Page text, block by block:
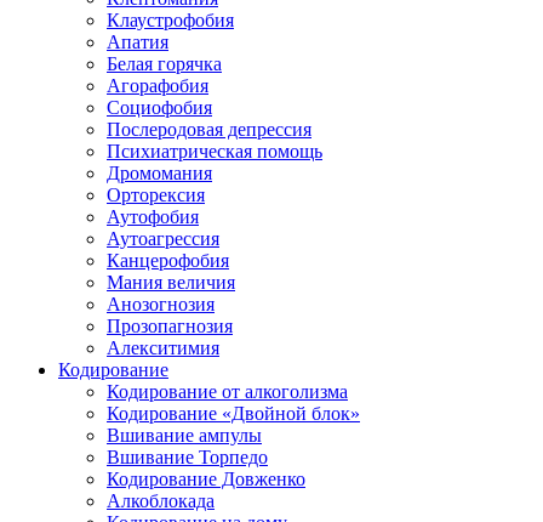
Клаустрофобия
Апатия
Белая горячка
Агорафобия
Социофобия
Послеродовая депрессия
Психиатрическая помощь
Дромомания
Орторексия
Аутофобия
Аутоагрессия
Канцерофобия
Мания величия
Анозогнозия
Прозопагнозия
Алекситимия
Кодирование
Кодирование от алкоголизма
Кодирование «Двойной блок»
Вшивание ампулы
Вшивание Торпедо
Кодирование Довженко
Алкоблокада